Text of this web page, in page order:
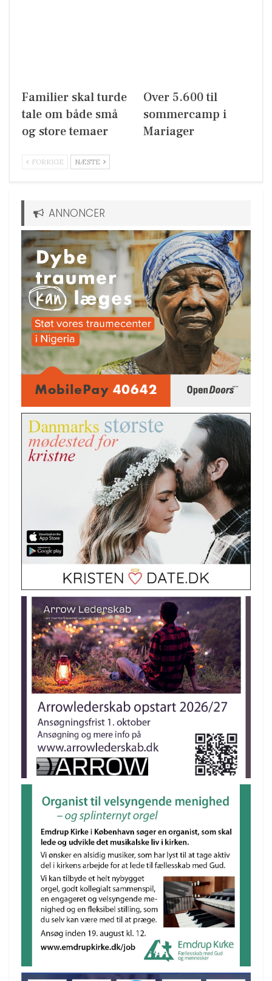
Familier skal turde
tale om både små
og store temaer
Over 5.600 til
sommercamp i
Mariager
FORRIGE NÆSTE
ANNONCER